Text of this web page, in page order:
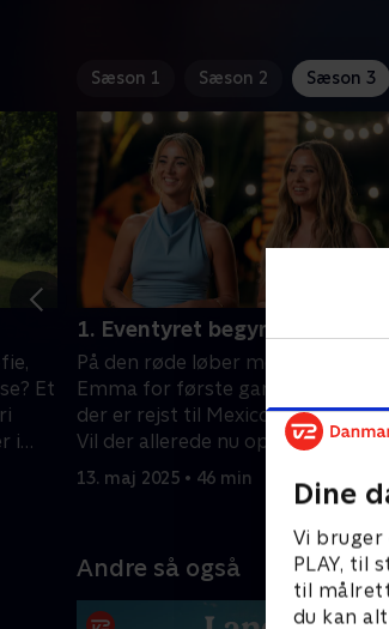
Dine
Vi bruger
PLAY, til
til
du kan
Sæson 1 Sæson 2 Sæson 3
Et
i
1. Eventyret begynder nu
På den røde løber møder Mai og
Emma for første gang de 14
der er rejst til Mexico for at date
Vil der allerede nu opstå
følelser hos dem?
13. maj 2025 • 46 min
Andre så også